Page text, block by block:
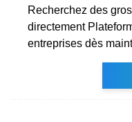
Recherchez des
directement
entreprises dès